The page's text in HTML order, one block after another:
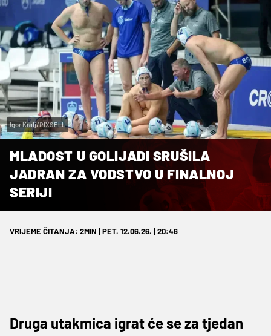
Igor Kralj/PIXSELL
MLADOST U GOLIJADI SRUŠILA
JADRAN ZA VODSTVO U FINALNOJ
SERIJI
VRIJEME ČITANJA: 2MIN | PET. 12.06.26. | 20:46
Druga utakmica igrat će se za tjedan